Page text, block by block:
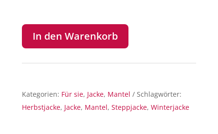
In den Warenkorb
Kategorien: Für sie, Jacke, Mantel
Schlagwörter:
Herbstjacke, Jacke, Mantel, Steppjacke, Winterjacke